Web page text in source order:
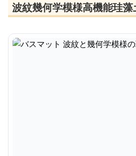
波紋幾何学模様高機能珪藻